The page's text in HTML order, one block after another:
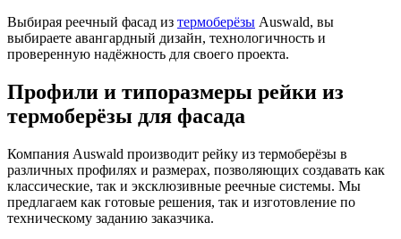
Выбирая реечный фасад из термоберёзы Auswald, вы
выбираете авангардный дизайн, технологичность и
проверенную надёжность для своего проекта.
Профили и типоразмеры рейки из
термоберёзы для фасада
Компания Auswald производит рейку из термоберёзы в
различных профилях и размерах, позволяющих создавать как
классические, так и эксклюзивные реечные системы. Мы
предлагаем как готовые решения, так и изготовление по
техническому заданию заказчика.